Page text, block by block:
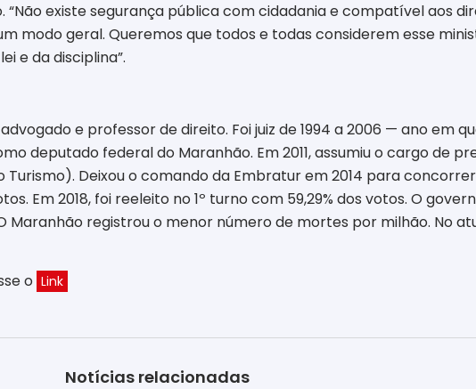
existe segurança pública com cidadania e compatível aos
modo geral. Queremos que todos e todas considerem esse
e da disciplina”.
e professor de direito. Foi juiz de 1994 a 2006 — ano em
deputado federal do Maranhão. Em 2011, assumiu o cargo de
Deixou o comando da Embratur em 2014 para
Em 2018, foi reeleito no 1º turno com 59,29% dos votos. O
Maranhão registrou o menor número de mortes por milhão. No
o Link
Notícias relacionadas